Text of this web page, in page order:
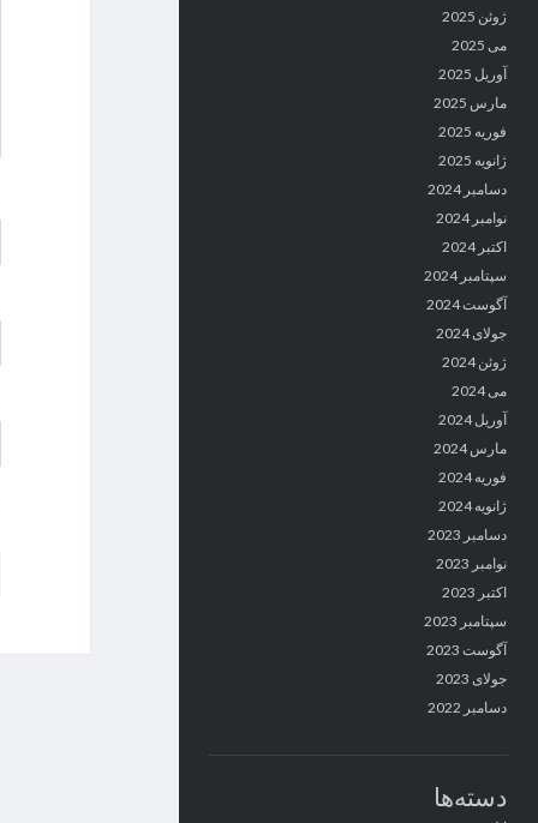
ژوئن 2025
می 2025
آوریل 2025
مارس 2025
فوریه 2025
ژانویه 2025
دسامبر 2024
نوامبر 2024
اکتبر 2024
سپتامبر 2024
آگوست 2024
جولای 2024
ژوئن 2024
می 2024
آوریل 2024
مارس 2024
فوریه 2024
ژانویه 2024
دسامبر 2023
نوامبر 2023
اکتبر 2023
سپتامبر 2023
آگوست 2023
جولای 2023
دسامبر 2022
دسته‌ها